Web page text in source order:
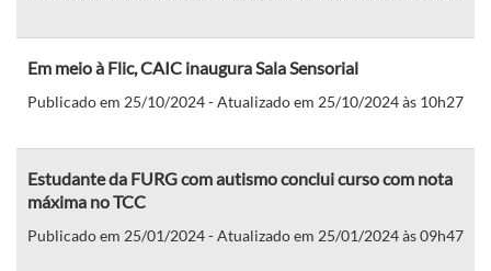
Em meio à Flic, CAIC inaugura Sala Sensorial
Publicado em 25/10/2024 - Atualizado em 25/10/2024 às 10h27
Estudante da FURG com autismo conclui curso com nota
máxima no TCC
Publicado em 25/01/2024 - Atualizado em 25/01/2024 às 09h47